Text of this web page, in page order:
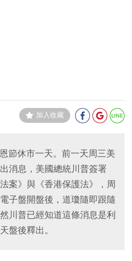
加入收藏
節休市一天。前一天周三美
消息，美國總統川普簽署
案》與《香港保護法》，周
子盤開盤後，道瓊隨即跟隨
川普已經知道這條消息是利
盤後釋出。